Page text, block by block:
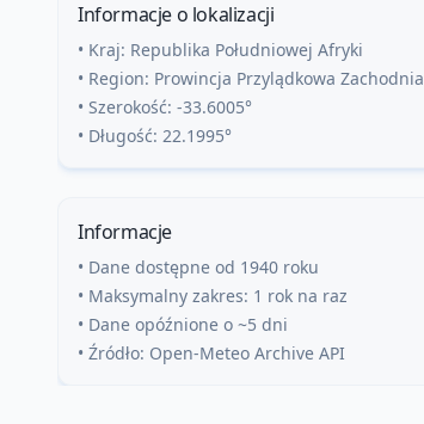
Informacje o lokalizacji
• Kraj: Republika Południowej Afryki
• Region: Prowincja Przylądkowa Zachodnia
• Szerokość: -33.6005°
• Długość: 22.1995°
Informacje
• Dane dostępne od 1940 roku
• Maksymalny zakres: 1 rok na raz
• Dane opóźnione o ~5 dni
• Źródło: Open-Meteo Archive API